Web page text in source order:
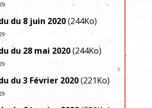
du 8 juin 2020(244Ko)
du 28 mai 2020(244Ko)
du 3 Février 2020(221Ko)